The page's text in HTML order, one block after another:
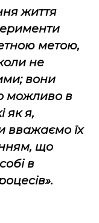
життя
метою,
не
вони
можливо в
як я,
вважаємо їх
що
в